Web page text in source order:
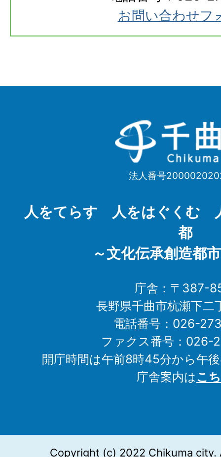
お問い合わせフ
千
曲
Chikuma
法人番号
人をてらす 人をはぐくむ
都
～文化伝承創造都
庁舎：〒387-
長野県千曲市杭瀬下二
電話番号：026-
ファクス番号：026-
開庁時間は午前8時45分から午
庁舎案内はこ
Copyright (c) 2022 Chikuma city.